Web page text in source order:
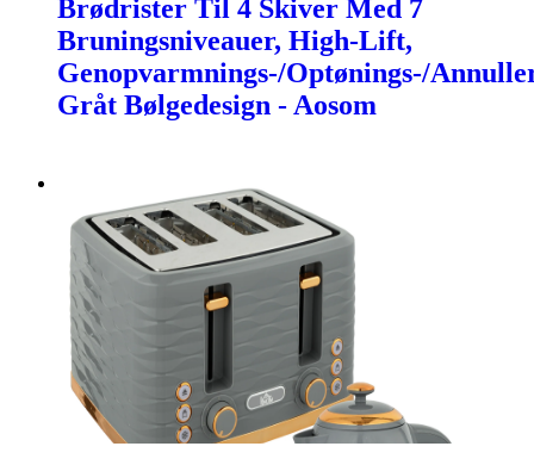
Brødrister Til 4 Skiver Med 7
Bruningsniveauer, High-Lift,
Genopvarmnings-/Optønings-/
Gråt Bølgedesign - Aosom